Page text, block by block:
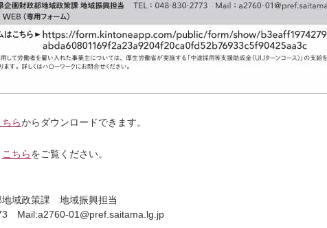
ちらからダウンロードできます。
こちらをご覧ください。
域政策課 地域振興担当
Mail:a2760-01@pref.saitama.lg.jp